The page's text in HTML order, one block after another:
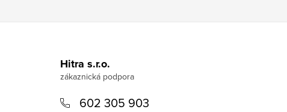
Hitra s.r.o.
602 305 903